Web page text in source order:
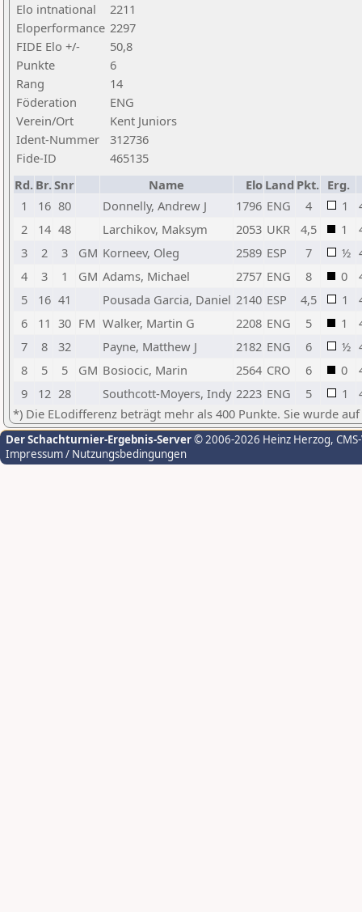
Elo intnational
2211
Eloperformance 2297
FIDE Elo +/-
50,8
Punkte
6
Rang
14
Föderation
ENG
Verein/Ort
Kent Juniors
Ident-Nummer
312736
Fide-ID
465135
Rd. Br.Snr Name Elo Land Pkt. Erg.
1
16 80 Donnelly, Andrew J 1796 ENG 4 1
2
14 48 Larchikov, Maksym 2053 UKR 4,5 1
3
2 3 GM Korneev, Oleg 2589 ESP 7 ½
4
3 1 GM Adams, Michael 2757 ENG 8 0
5
16 41 Pousada Garcia, Daniel 2140 ESP 4,5 1
6
11 30 FM Walker, Martin G 2208 ENG 5 1
7
8 32 Payne, Matthew J 2182 ENG 6 ½
8
5 5 GM Bosiocic, Marin 2564 CRO 6 0
9
12 28 Southcott-Moyers, Indy 2223 ENG 5 1
*) Die ELodifferenz beträgt mehr als 400 Punkte. Sie wurde
Der Schachturnier-Ergebnis-Server© 2006-2026 Heinz Herzog,
Impressum / Nutzungsbedingungen